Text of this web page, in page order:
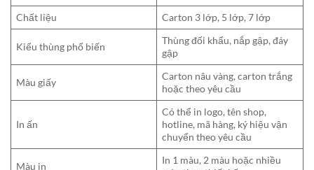
Chất liệu
Carton 3 lớp, 5 lớp, 7 lớp
Kiểu thùng phổ biến
Thùng đối khẩu, nắp gập, đáy
gập
Màu giấy
Carton nâu vàng, carton trắng
hoặc theo yêu cầu
In ấn
Có thể in logo, tên shop,
hotline, mã hàng, ký hiệu vận
chuyển theo yêu cầu
Màu in
In 1 màu, 2 màu hoặc nhiều